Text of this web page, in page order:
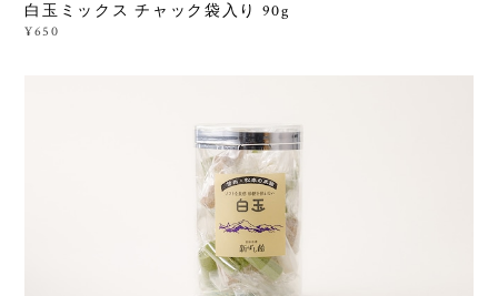
白玉ミックス チャック袋入り 90g
¥650